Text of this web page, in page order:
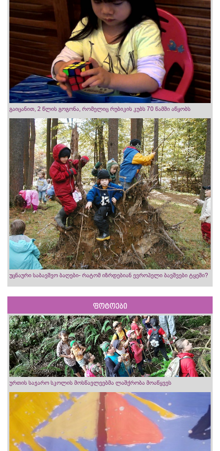
გაიცანით, 2 წლის გოგონა, რომელიც რუბიკის კუბს 70 წამში აწყობს
უცნაური საბავშვო ბაღები- რატომ იზრდებიან ევროპელი ბავშვები ტყეში?
ფოტოები
ურთის საჯარო სკოლის მოსწავლეებმა ლაშქრობა მოაწყვეს